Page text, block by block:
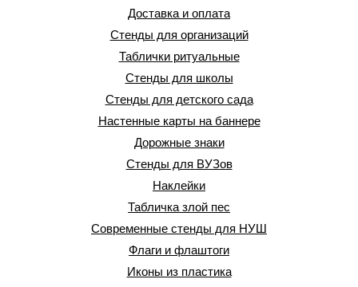
Доставка и оплата
Стенды для организаций
Таблички ритуальные
Стенды для школы
Стенды для детского сада
Настенные карты на баннере
Дорожные знаки
Стенды для ВУЗов
Наклейки
Табличка злой пес
Современные стенды для НУШ
Флаги и флаштоги
Иконы из пластика